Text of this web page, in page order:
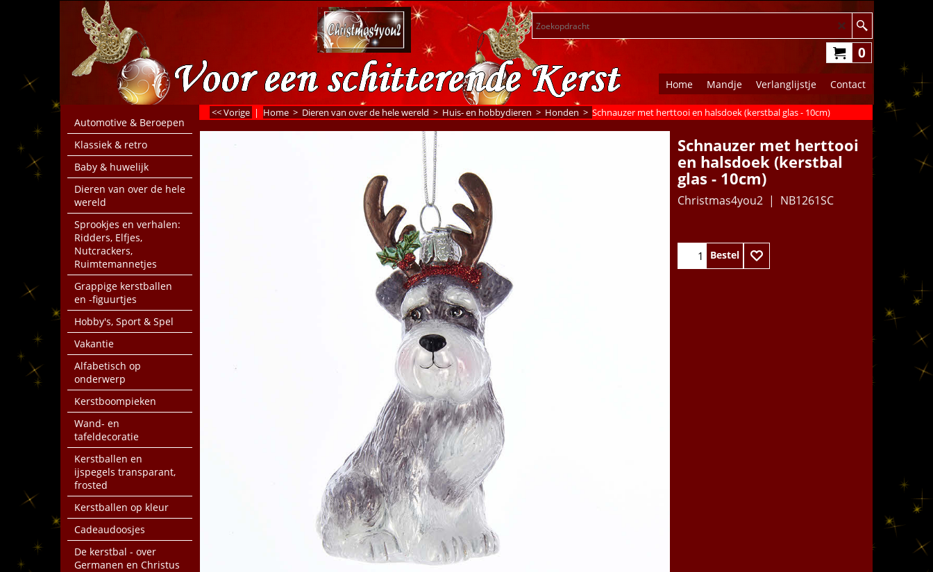
0
Home Mandje Verlanglijstje Contact
Automotive & Beroepen
Klassiek & retro
Baby & huwelijk
Dieren van over de hele
wereld
Sprookjes en verhalen:
Ridders, Elfjes,
Nutcrackers,
Ruimtemannetjes
Grappige kerstballen
en -figuurtjes
Hobby's, Sport & Spel
Vakantie
Alfabetisch op
onderwerp
Kerstboompieken
Wand- en
tafeldecoratie
Kerstballen en
ijspegels transparant,
frosted
Kerstballen op kleur
Cadeaudoosjes
De kerstbal - over
Germanen en Christus
<< Vorige | Home > Dieren van over de hele wereld > Huis- en hobbydieren > Honden > Schnauzer met herttooi en halsdoek (kerstbal glas - 10cm)
Schnauzer met herttooi
en halsdoek (kerstbal
glas - 10cm)
Christmas4you2 NB1261SC